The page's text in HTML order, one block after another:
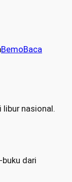
BemoBaca
libur nasional.
dari